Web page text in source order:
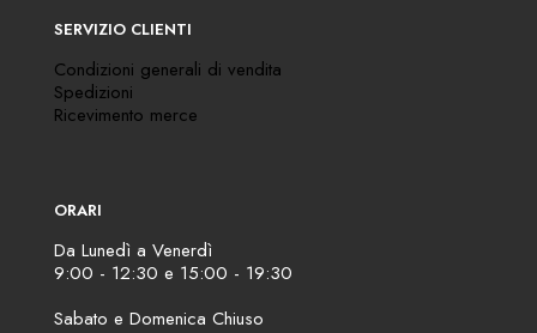
SERVIZIO CLIENTI
Condizioni generali di vendita
Spedizioni
Ricevimento merce
ORARI
Da Lunedì a Venerdì
9:00 - 12:30 e 15:00 - 19:30
Sabato e Domenica Chiuso